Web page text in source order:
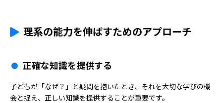
理系の能力を伸ばすためのアプローチ
正確な知識を提供する
子どもが「なぜ？」と疑問を抱いたとき、それを大切な学びの機
会と捉え、正しい知識を提供することが重要です。